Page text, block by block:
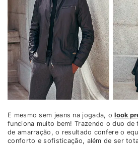
E mesmo sem jeans na jogada, olook
funciona muito bem! Trazendo o duo
de amarração, o resultado confere o
conforto e sofisticação, além de ser